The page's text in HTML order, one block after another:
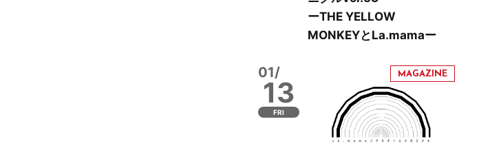
ーTHE YELLOW
MONKEYとLa.mamaー
01/
13
FRI